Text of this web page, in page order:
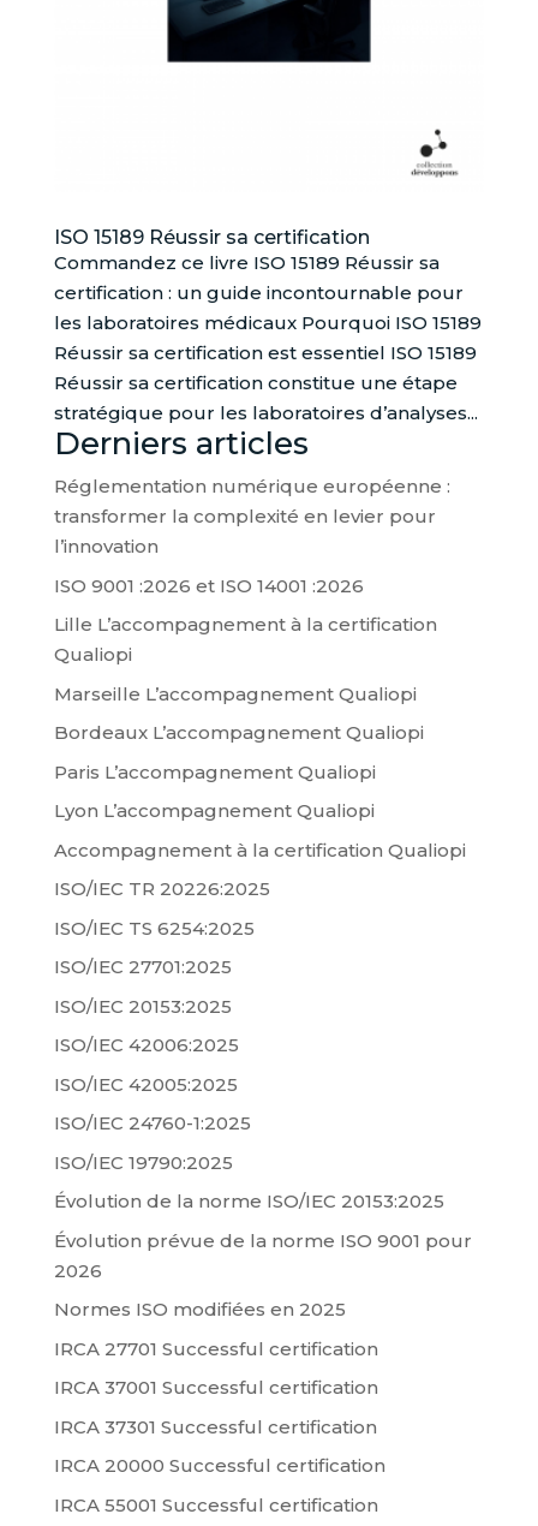
ISO 15189 Réussir sa certification
Commandez ce livre ISO 15189 Réussir sa
certification : un guide incontournable pour
les laboratoires médicaux Pourquoi ISO 15189
Réussir sa certification est essentiel ISO 15189
Réussir sa certification constitue une étape
stratégique pour les laboratoires d’analyses...
Derniers articles
Réglementation numérique européenne :
transformer la complexité en levier pour
l’innovation
ISO 9001 :2026 et ISO 14001 :2026
Lille L’accompagnement à la certification
Qualiopi
Marseille L’accompagnement Qualiopi
Bordeaux L’accompagnement Qualiopi
Paris L’accompagnement Qualiopi
Lyon L’accompagnement Qualiopi
Accompagnement à la certification Qualiopi
ISO/IEC TR 20226:2025
ISO/IEC TS 6254:2025
ISO/IEC 27701:2025
ISO/IEC 20153:2025
ISO/IEC 42006:2025
ISO/IEC 42005:2025
ISO/IEC 24760-1:2025
ISO/IEC 19790:2025
Évolution de la norme ISO/IEC 20153:2025
Évolution prévue de la norme ISO 9001 pour
2026
Normes ISO modifiées en 2025
IRCA 27701 Successful certification
IRCA 37001 Successful certification
IRCA 37301 Successful certification
IRCA 20000 Successful certification
IRCA 55001 Successful certification